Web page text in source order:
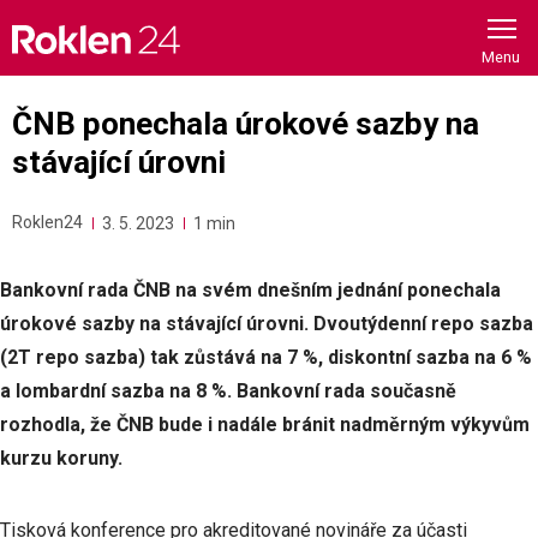
content
ČNB ponechala úrokové sazby na
stávající úrovni
Roklen24 3. 5. 2023 1 min
Bankovní rada ČNB na svém dnešním jednání ponechala
úrokové sazby na stávající úrovni. Dvoutýdenní repo sazba
(2T repo sazba) tak zůstává na 7 %, diskontní sazba na 6 %
a lombardní sazba na 8 %. Bankovní rada současně
rozhodla, že ČNB bude i nadále bránit nadměrným výkyvům
kurzu koruny.
Tisková konference pro akreditované novináře za účasti